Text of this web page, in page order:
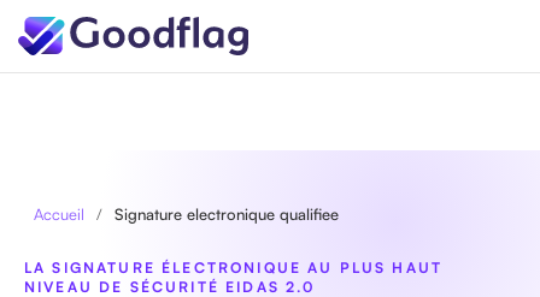
Accueil / Signature electronique qualifiee
LA SIGNATURE ÉLECTRONIQUE AU PLUS HAUT
NIVEAU DE SÉCURITÉ EIDAS 2.0